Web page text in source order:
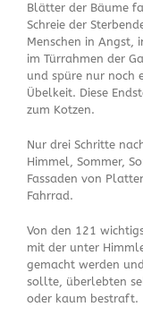
Blätter der Bäume
Schreie der
Menschen in Angst,
im Türrahmen der
und spüre nur noch
Übelkeit. Diese
zum Kotzen.
Nur drei Schritte
Himmel, Sommer,
Fassaden von
Fahrrad.
Von den 121
mit der unter
gemacht werden
sollte, überlebten
oder kaum bestraft.